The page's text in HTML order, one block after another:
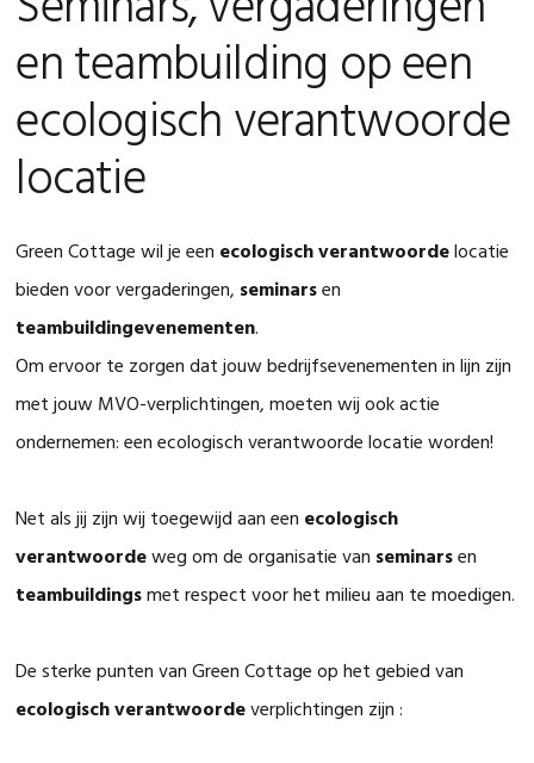
en teambuilding op een
ecologisch verantwoorde
locatie
Green Cottage wil je een ecologisch verantwoordelocatie
bieden voor vergaderingen, seminarsen
teambuildingevenementen.
Om ervoor te zorgen dat jouw bedrijfsevenementen in lijn zijn
met jouw MVO-verplichtingen, moeten wij ook actie
ondernemen: een ecologisch verantwoorde locatie worden!
Net als jij zijn wij toegewijd aan een ecologisch
verantwoordeweg om de organisatie van seminarsen
teambuildingsmet respect voor het milieu aan te moedigen.
De sterke punten van Green Cottage op het gebied van
ecologisch verantwoordeverplichtingen zijn :